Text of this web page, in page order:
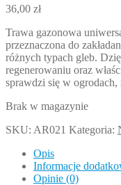
36,00 zł
Trawa gazonowa
przeznaczona do
różnych typach gleb.
regenerowaniu oraz
sprawdzi się w ogrodach,
Brak w magazynie
SKU: AR021 Kategoria:
Opis
Informacje
Opinie (0)